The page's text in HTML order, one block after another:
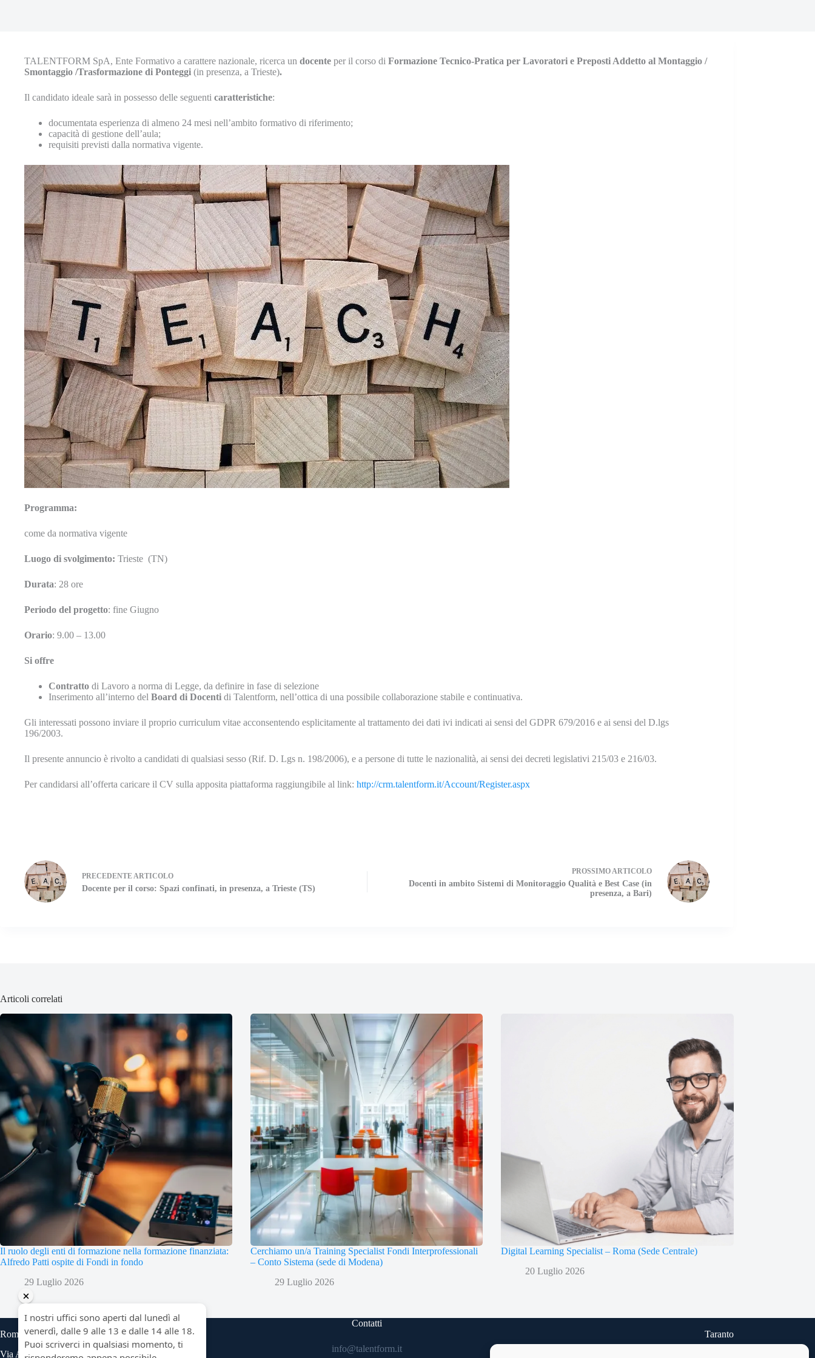
TALENTFORM SpA, Ente Formativo a carattere nazionale, ricerca un docente per il corso di Formazione Tecnico-Pratica per Lavoratori e Preposti Addetto al Montaggio /
Smontaggio /Trasformazione di Ponteggi (in presenza, a Trieste).
Il candidato ideale sarà in possesso delle seguenti caratteristiche:
documentata esperienza di almeno 24 mesi nell’ambito formativo di riferimento;
capacità di gestione dell’aula;
requisiti previsti dalla normativa vigente.
Programma:
come da normativa vigente
Luogo di svolgimento: Trieste (TN)
Durata: 28 ore
Periodo del progetto: fine Giugno
Orario: 9.00 – 13.00
Si offre
Contratto di Lavoro a norma di Legge, da definire in fase di selezione
Inserimento all’interno del Board di Docenti di Talentform, nell’ottica di una possibile collaborazione stabile e continuativa.
Gli interessati possono inviare il proprio curriculum vitae acconsentendo esplicitamente al trattamento dei dati ivi indicati ai sensi del GDPR 679/2016 e ai sensi del D.lgs
196/2003.
Il presente annuncio è rivolto a candidati di qualsiasi sesso (Rif. D. Lgs n. 198/2006), e a persone di tutte le nazionalità, ai sensi dei decreti legislativi 215/03 e 216/03.
Per candidarsi all’offerta caricare il CV sulla apposita piattaforma raggiungibile al link: http://crm.talentform.it/Account/Register.aspx
PRECEDENTE ARTICOLO
Docente per il corso: Spazi confinati, in presenza, a Trieste (TS)
PROSSIMO ARTICOLO
Docenti in ambito Sistemi di Monitoraggio Qualità e Best Case (in
presenza, a Bari)
Articoli correlati
Il ruolo degli enti di formazione nella formazione finanziata:
Alfredo Patti ospite di Fondi in fondo
29 Luglio 2026
Cerchiamo un/a Training Specialist Fondi Interprofessionali
– Conto Sistema (sede di Modena)
29 Luglio 2026
Digital Learning Specialist – Roma (Sede Centrale)
20 Luglio 2026
Contatti
Roma
Via Angelo Bargoni 8, scala B
info@talentform.it
Taranto